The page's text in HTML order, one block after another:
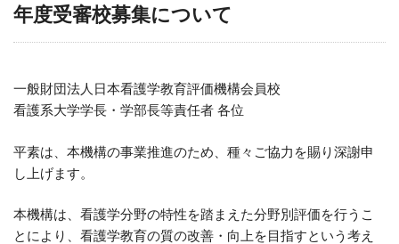
年度受審校募集について
一般財団法人日本看護学教育評価機構会員校
看護系大学学長・学部長等責任者 各位
平素は、本機構の事業推進のため、種々ご協力を賜り深謝申
し上げます。
本機構は、看護学分野の特性を踏まえた分野別評価を行うこ
とにより、看護学教育の質の改善・向上を目指すという考え